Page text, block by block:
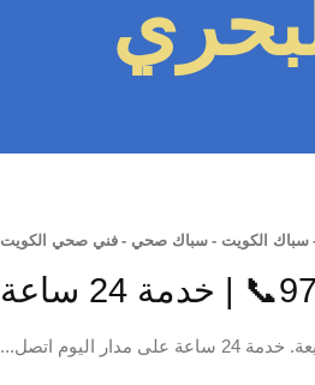
سباك الكويت - سباك صحي - فني صحي الكويت
اتصل...